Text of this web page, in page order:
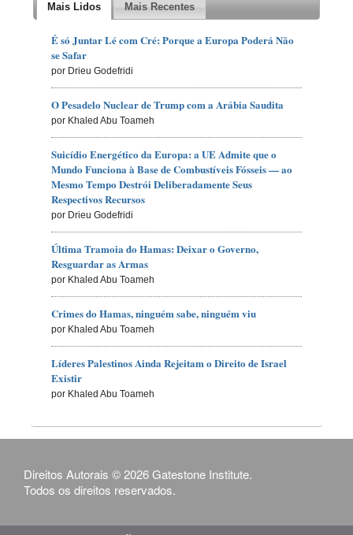
Mais Lidos Mais Recentes
É só Juntar Lé com Cré: Porque a Europa Poderá Não
se Safar
por Drieu Godefridi
O Pesadelo Nuclear de Trump com a Arábia Saudita
por Khaled Abu Toameh
Suicídio Energético da Europa: a UE Admite que o
Mundo Funciona à Base de Combustíveis Fósseis — ao
Mesmo Tempo Destrói Deliberadamente Seus
Respectivos Recursos
por Drieu Godefridi
Última Tramoia do Hamas: Deixar o Governo,
Resguardar as Armas
por Khaled Abu Toameh
Crimes do Hamas, ninguém sabe, ninguém viu
por Khaled Abu Toameh
Líderes Palestinos Ainda Rejeitam o Direito de Israel
Existir
por Khaled Abu Toameh
Direitos Autorais © 2026 Gatestone Institute.
Todos os direitos reservados.